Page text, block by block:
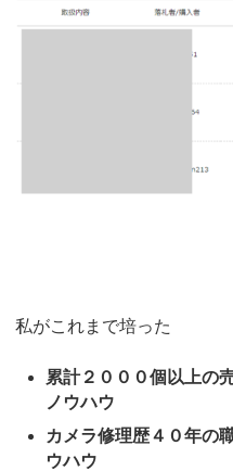
私がこれまで培った
累計２０００個以上の
ノウハウ
カメラ修理歴４０年の
ウハウ